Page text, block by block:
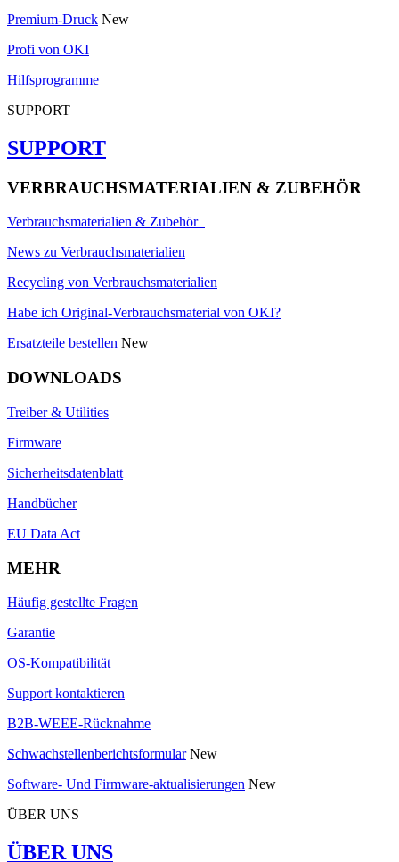
Premium-Druck New
Profi von OKI
Hilfsprogramme
SUPPORT
SUPPORT
VERBRAUCHSMATERIALIEN & ZUBEHÖR
Verbrauchsmaterialien & Zubehör
News zu Verbrauchsmaterialien
Recycling von Verbrauchsmaterialien
Habe ich Original-Verbrauchsmaterial von OKI?
Ersatzteile bestellen New
DOWNLOADS
Treiber & Utilities
Firmware
Sicherheitsdatenblatt
Handbücher
EU Data Act
MEHR
Häufig gestellte Fragen
Garantie
OS-Kompatibilität
Support kontaktieren
B2B-WEEE-Rücknahme
Schwachstellenberichtsformular New
Software- Und Firmware-aktualisierungen New
ÜBER UNS
ÜBER UNS